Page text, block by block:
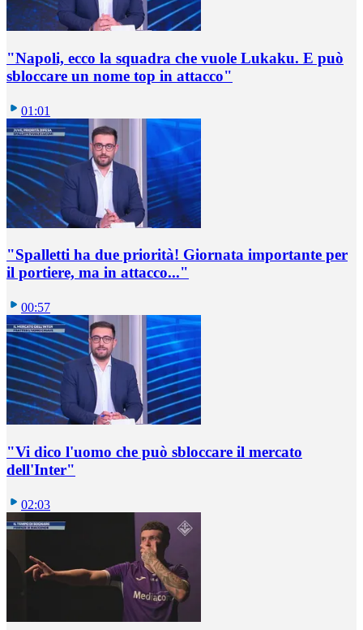
"Napoli, ecco la squadra che vuole Lukaku. E può
sbloccare un nome top in attacco"
01:01
"Spalletti ha due priorità! Giornata importante per
il portiere, ma in attacco..."
00:57
"Vi dico l'uomo che può sbloccare il mercato
dell'Inter"
02:03